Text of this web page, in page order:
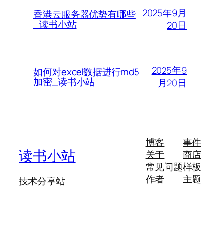
香港云服务器优势有哪些
_读书小站
2025年9月
20日
如何对excel数据进行md5
加密_读书小站
2025年9
月20日
读书小站
技术分享站
博客
关于
常见问题
作者
事件
商店
样板
主题